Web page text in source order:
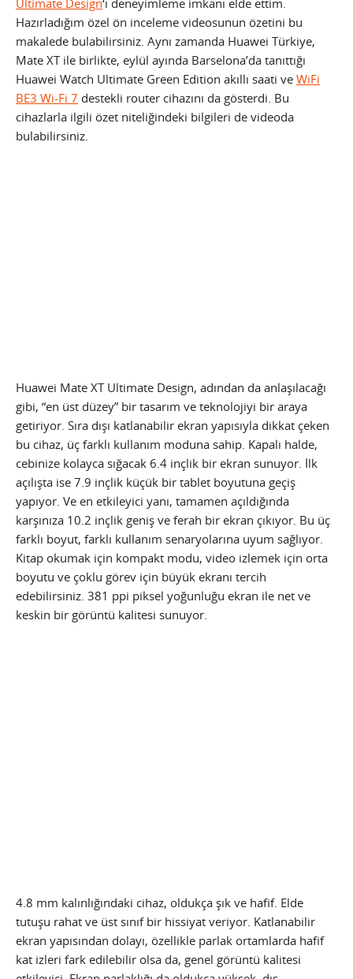
Hazırladığım özel ön inceleme videosunun özetini bu
makalede bulabilirsiniz. Aynı zamanda Huawei Türkiye,
Mate XT ile birlikte, eylül ayında Barselona’da tanıttığı
Huawei Watch Ultimate Green Edition akıllı saati ve WiFi
BE3 Wi-Fi 7 destekli router cihazını da gösterdi. Bu
cihazlarla ilgili özet niteliğindeki bilgileri de videoda
bulabilirsiniz.
Huawei Mate XT Ultimate Design, adından da anlaşılacağı
gibi, “en üst düzey” bir tasarım ve teknolojiyi bir araya
getiriyor. Sıra dışı katlanabilir ekran yapısıyla dikkat çeken
bu cihaz, üç farklı kullanım moduna sahip. Kapalı halde,
cebinize kolayca sığacak 6.4 inçlik bir ekran sunuyor. İlk
açılışta ise 7.9 inçlik küçük bir tablet boyutuna geçiş
yapıyor. Ve en etkileyici yanı, tamamen açıldığında
karşınıza 10.2 inçlik geniş ve ferah bir ekran çıkıyor. Bu üç
farklı boyut, farklı kullanım senaryolarına uyum sağlıyor.
Kitap okumak için kompakt modu, video izlemek için orta
boyutu ve çoklu görev için büyük ekranı tercih
edebilirsiniz. 381 ppi piksel yoğunluğu ekran ile net ve
keskin bir görüntü kalitesi sunuyor.
4.8 mm kalınlığındaki cihaz, oldukça şık ve hafif. Elde
tutuşu rahat ve üst sınıf bir hissiyat veriyor. Katlanabilir
ekran yapısından dolayı, özellikle parlak ortamlarda hafif
kat izleri fark edilebilir olsa da, genel görüntü kalitesi